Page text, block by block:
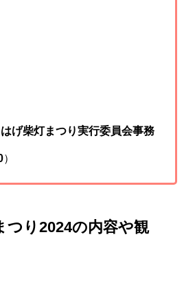
げ柴灯まつり実行委員会事務
）
つり2024の内容や観